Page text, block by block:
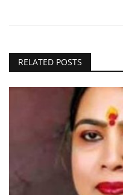
RELATED POSTS